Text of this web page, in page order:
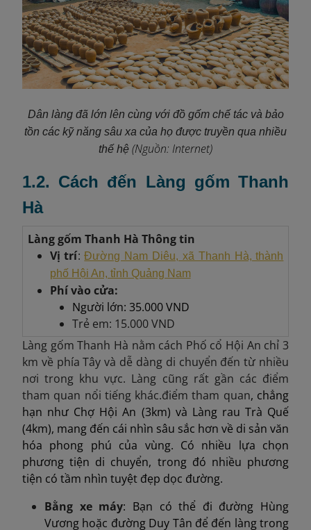
Dân làng đã lớn lên cùng với đồ gốmchế tác và bảo
tồn các kỹ năng sâu xa của họ được truyền qua nhiều
thế hệ (Nguồn: Internet)
1.2. Cách đến Làng gốm Thanh
Hà
Làng gốm Thanh Hà Thông tin
Vị trí:Đường Nam Diêu, xã Thanh Hà, thành
phố Hội An, tỉnh Quảng Nam
Phí vào cửa:
Người lớn: 35.000 VND
Trẻ em: 15.000 VND
Làng gốm Thanh Hà nằm cách Phố cổ Hội An chỉ 3
km về phía Tây và dễ dàng di chuyển đến từ nhiều
nơi trong khu vực. Làng cũng rất gần các điểm
tham quan nổi tiếng khác.điểm tham quan, chẳng
hạn như Chợ Hội An (3km) và Làng rau Trà Quế
(4km), mang đến cái nhìn sâu sắc hơn về di sản văn
hóa phong phú của vùng. Có nhiều lựa chọn
phương tiện di chuyển, trong đó nhiều phương
tiện có tầm nhìn tuyệt đẹp dọc đường.
Bằng xe máy: Bạn có thể đi đường Hùng
Vương hoặc đường Duy Tân để đến làng trong